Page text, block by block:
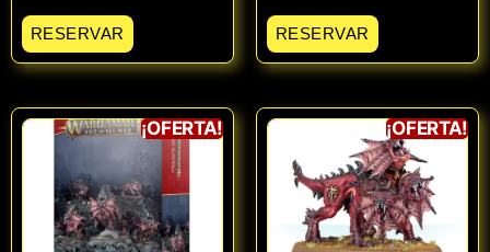
RESERVAR RESERVAR
¡OFERTA! ¡OFERTA!